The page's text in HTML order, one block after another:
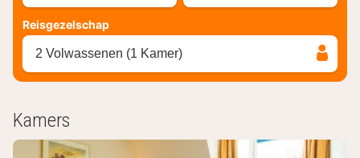
Reisgezelschap
2 Volwassenen (1 Kamer)
Kamers